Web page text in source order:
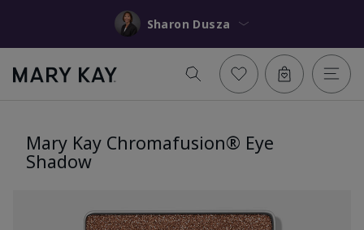
Sharon Dusza
Mary Kay Chromafusion® Eye
Shadow